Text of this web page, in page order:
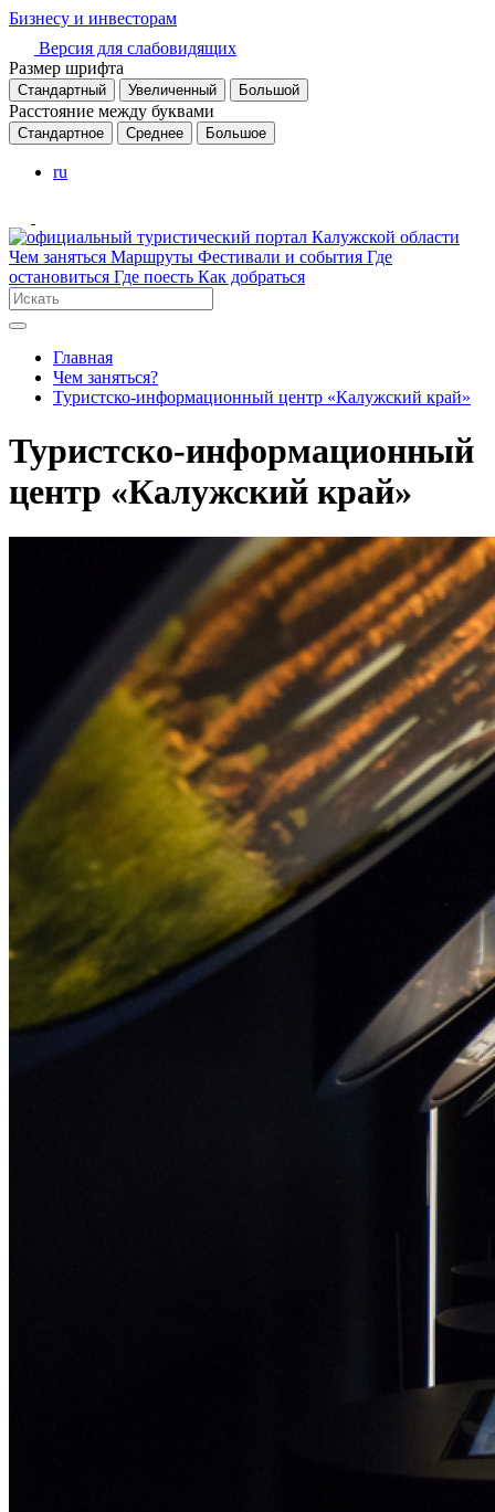
Бизнесу и инвесторам
Версия для слабовидящих
Размер шрифта
Стандартный Увеличенный Большой
Расстояние между буквами
Стандартное Среднее Большое
ru
Чем заняться Маршруты Фестивали и события Где
остановиться Где поесть Как добраться
Главная
Чем заняться?
Туристско-информационный центр «Калужский край»
Туристско-информационный
центр «Калужский край»